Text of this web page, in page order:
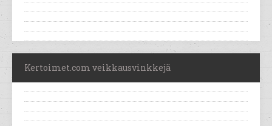
Kertoimet.com veikkausvinkkejä